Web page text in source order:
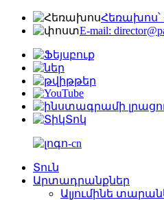
Հեռախոս՝
E-mail:
Տուն
Արտադրանքներ
Ալյումինե